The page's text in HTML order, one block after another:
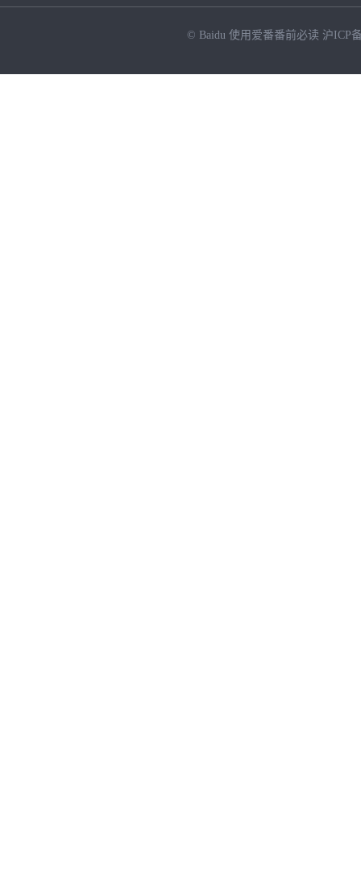
© Baidu 使用爱番番前必读 沪ICP